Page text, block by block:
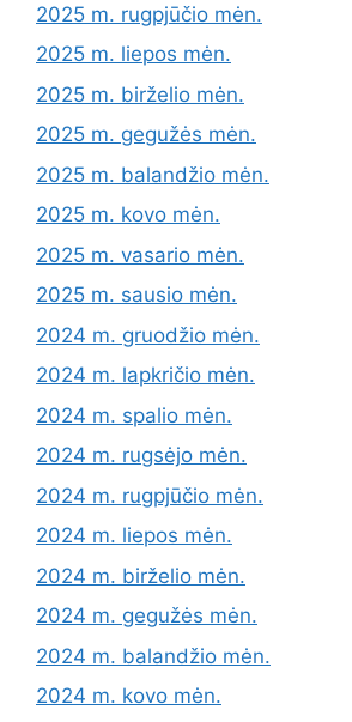
2025 m. rugpjūčio mėn.
2025 m. liepos mėn.
2025 m. birželio mėn.
2025 m. gegužės mėn.
2025 m. balandžio mėn.
2025 m. kovo mėn.
2025 m. vasario mėn.
2025 m. sausio mėn.
2024 m. gruodžio mėn.
2024 m. lapkričio mėn.
2024 m. spalio mėn.
2024 m. rugsėjo mėn.
2024 m. rugpjūčio mėn.
2024 m. liepos mėn.
2024 m. birželio mėn.
2024 m. gegužės mėn.
2024 m. balandžio mėn.
2024 m. kovo mėn.